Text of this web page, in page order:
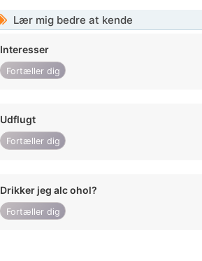
Lær mig bedre at kende
Interesser
Fortæller dig
Udflugt
Fortæller dig
Drikker jeg alc ohol?
Fortæller dig